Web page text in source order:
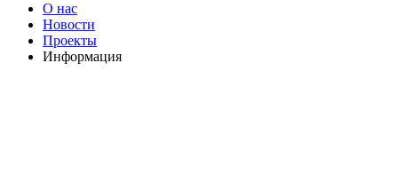
О нас
Новости
Проекты
Информация